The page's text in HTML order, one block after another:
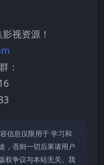
视资源！
：
信息仅限⽤于 学习和
，否则⼀切后果请⽤户
权争议与本站⽆关。我